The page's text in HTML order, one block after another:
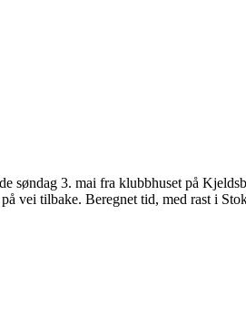
søndag 3. mai fra klubbhuset på
vei tilbake. Beregnet tid, med rast i